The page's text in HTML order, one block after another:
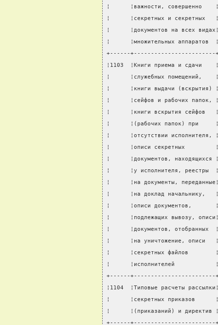
¦      ¦важности,
¦      ¦секретных и
¦      ¦документов на
¦      ¦множительных
+------+------------------------
¦1103  ¦Книги приема и сдачи
¦      ¦служебных помещений,
¦      ¦книги выдачи
¦      ¦сейфов и рабочих
¦      ¦книги вскрытия
¦      ¦(рабочих папок) при
¦      ¦отсутствии
¦      ¦описи
¦      ¦документов,
¦      ¦у исполнителя,
¦      ¦на документы,
¦      ¦на доклад
¦      ¦описи
¦      ¦подлежащих
¦      ¦документов,
¦      ¦на уничтожение,
¦      ¦секретных
¦      ¦исполнителей
+------+------------------------
¦1104  ¦Типовые расчеты
¦      ¦секретных
¦      ¦(приказаний) и
+------+------------------------